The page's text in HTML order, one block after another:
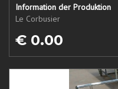
Information der Produktion
Le Corbusier
€ 0.00